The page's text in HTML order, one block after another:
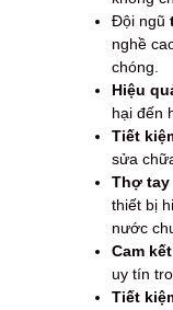
Đội ngũ
nghề
chóng.
Hiệu
hại đến
Tiết
sửa
Thợ tay
thiết bị
nước
Cam
uy tín
Tiết